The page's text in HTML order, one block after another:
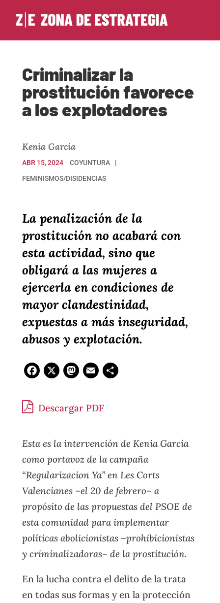
Criminalizar la
prostitución favorece
a los explotadores
Kenia García
ABR 15, 2024
COYUNTURA
FEMINISMOS/DISIDENCIAS
La penalización de la
prostitución no acabará con
esta actividad, sino que
obligará a las mujeres a
ejercerla en condiciones de
mayor clandestinidad,
expuestas a más inseguridad,
abusos y explotación.
Facebook
X Mastodon
Email
Descargar PDF
Esta es la intervención de Kenia García
como portavoz de la campaña
“Regularizacion Ya” en Les Corts
Valencianes –el 20 de febrero– a
propósito de las propuestas del PSOE de
esta comunidad para implementar
políticas abolicionistas –prohibicionistas
y criminalizadoras– de la prostitución.
En la lucha contra el delito de la trata
en todas sus formas y en la protección